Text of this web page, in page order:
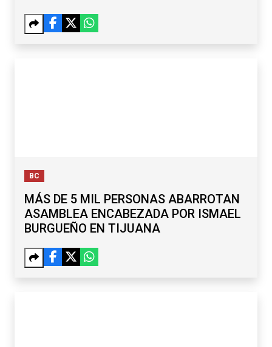
BC
MÁS DE 5 MIL PERSONAS ABARROTAN
ASAMBLEA ENCABEZADA POR ISMAEL
BURGUEÑO EN TIJUANA